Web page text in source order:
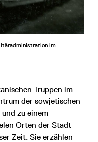
im
Truppen im
der sowjetischen
zu einem
Orten der Stadt
Zeit. Sie erzählen